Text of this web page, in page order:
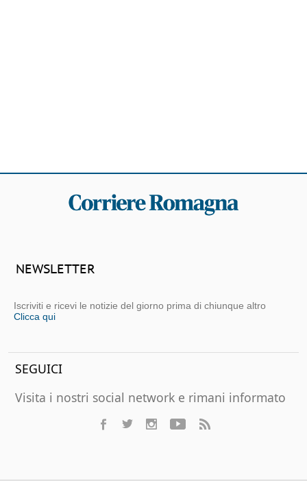
NEWSLETTER
Iscriviti e ricevi le notizie del giorno prima di chiunque altro
Clicca qui
SEGUICI
Visita i nostri social network e rimani informato